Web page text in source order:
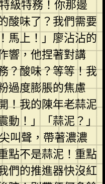
級特務！你那邊
酸味了？我們需要
馬上！」廖沾沾的
響，他捏著對講
？酸味？等等！我
過度膨脹的焦慮
！我的陳年老蒜泥
！」「蒜泥？」
叫聲，帶著濃濃
點不是蒜泥！重點
們的推進器快沒紅